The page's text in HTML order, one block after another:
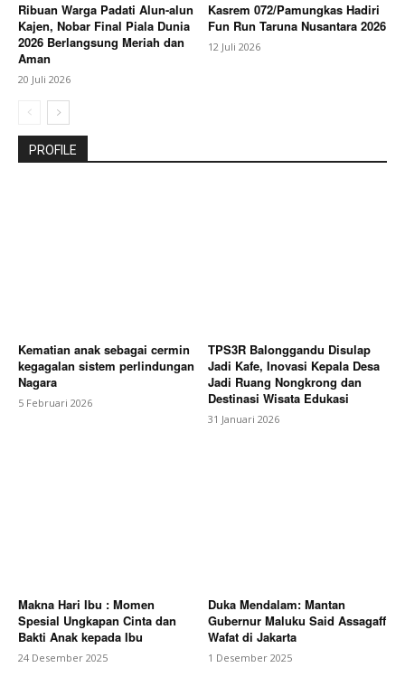
Ribuan Warga Padati Alun-alun
Kajen, Nobar Final Piala Dunia
2026 Berlangsung Meriah dan
Aman
20 Juli 2026
Kasrem 072/Pamungkas Hadiri
Fun Run Taruna Nusantara 2026
12 Juli 2026
PROFILE
Kematian anak sebagai cermin
kegagalan sistem perlindungan
Nagara
5 Februari 2026
TPS3R Balonggandu Disulap
Jadi Kafe, Inovasi Kepala Desa
Jadi Ruang Nongkrong dan
Destinasi Wisata Edukasi
31 Januari 2026
Makna Hari Ibu : Momen
Spesial Ungkapan Cinta dan
Bakti Anak kepada Ibu
24 Desember 2025
Duka Mendalam: Mantan
Gubernur Maluku Said Assagaff
Wafat di Jakarta
1 Desember 2025